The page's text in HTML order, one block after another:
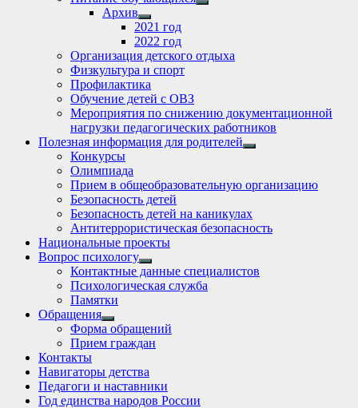
Show
Архив
Show
sub
menu
2021 год
2022 год
Организация детского отдыха
Физкультура и спорт
Профилактика
Обучение детей с ОВЗ
Мероприятия по снижению документационной
нагрузки педагогических работников
Полезная информация для родителей
Show
Конкурсы
Олимпиада
Прием в общеобразовательную организацию
Безопасность детей
Безопасность детей на каникулах
Антитеррористическая безопасность
Национальные проекты
Вопрос психологу
Show
sub
menu
Контактные данные специалистов
Психологическая служба
Памятки
Обращения
Show
sub
menu
Форма обращений
Прием граждан
Контакты
Навигаторы детства
Педагоги и наставники
Год единства народов России